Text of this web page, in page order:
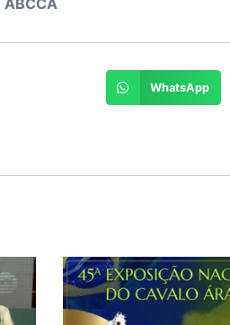
ABCCA
WhatsApp